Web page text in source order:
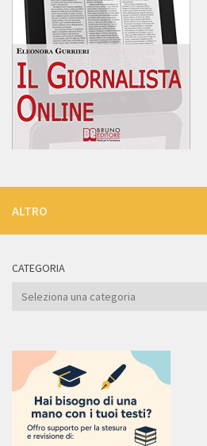
ALTRO
CATEGORIA
Categoria